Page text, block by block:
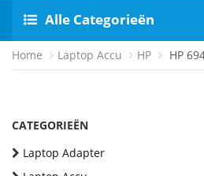
Alle Categorieën
Home Laptop Accu HP HP
CATEGORIEËN
Laptop Adapter